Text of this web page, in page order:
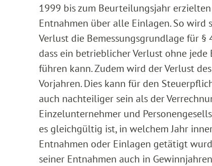
1999 bis zum Beurteilungsjahr
Entnahmen über alle Einlagen. So
Verlust die Bemessungsgrundlage für
dass ein betrieblicher Verlust ohne
führen kann. Zudem wird der Verlust
Vorjahren. Dies kann für den
auch nachteiliger sein als der
Einzelunternehmer und
es gleichgültig ist, in welchem Jahr
Entnahmen oder Einlagen getätigt
seiner Entnahmen auch in